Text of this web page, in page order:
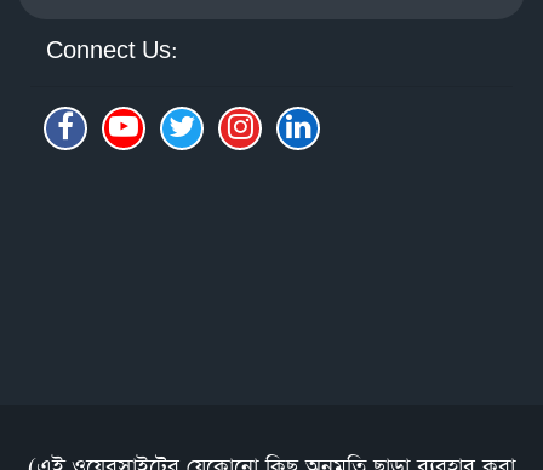
Connect Us: